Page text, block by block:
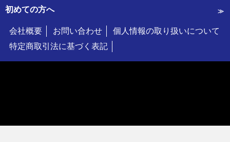
初めての方へ
会社概要 お問い合わせ
個人情報の取り扱いについて
特定商取引法に基づく表記